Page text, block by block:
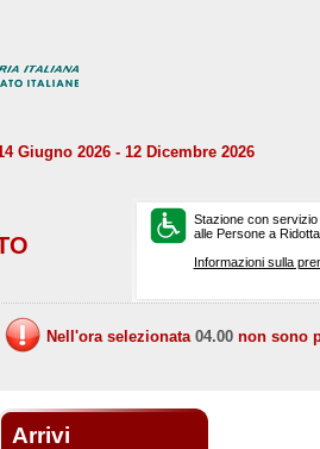
Giugno 2026 - 12 Dicembre 2026
Stazione con
alle Persone a
Informazioni sulla
Nell'ora selezionata 04.00 non sono
Arrivi